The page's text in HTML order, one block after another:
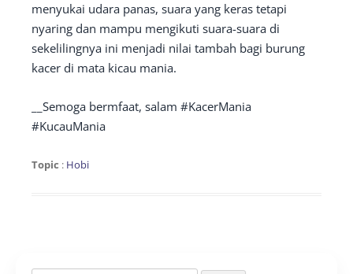
menyukai udara panas, suara yang keras tetapi
nyaring dan mampu mengikuti suara-suara di
sekelilingnya ini menjadi nilai tambah bagi burung
kacer di mata kicau mania.
__Semoga bermfaat, salam #KacerMania
#KucauMania
Topic : Hobi